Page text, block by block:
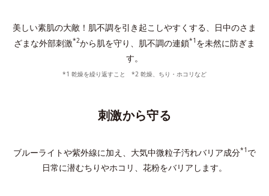
美しい素肌の大敵！肌不調を引き起こしやすくする、日中のさま
ざまな外部刺激*2から肌を守り、肌不調の連鎖*1 を未然に防ぎま
す。
*1 乾燥を繰り返すこと *2 乾燥、ちり・ホコリなど
刺激から守る
ブルーライトや紫外線に加え、大気中微粒子汚れバリア成分*1 で
日常に潜むちりやホコリ、花粉をバリアします。